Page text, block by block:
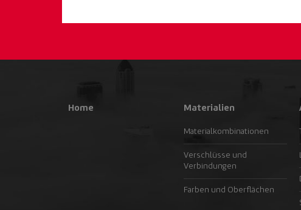
Home Materialien
Materialkombinationen
Verschlüsse und
Verbindungen
Farben und Oberflächen